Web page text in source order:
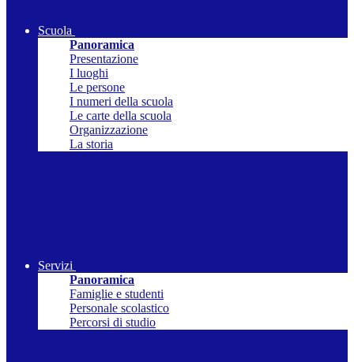
Scuola
Panoramica
Presentazione
I luoghi
Le persone
I numeri della scuola
Le carte della scuola
Organizzazione
La storia
Servizi
Panoramica
Famiglie e studenti
Personale scolastico
Percorsi di studio